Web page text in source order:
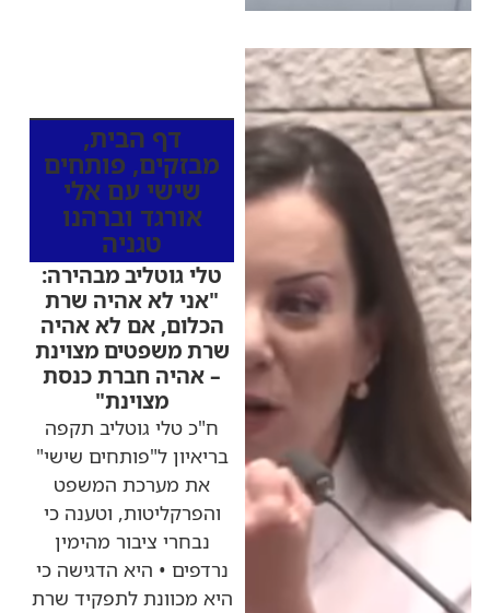
דף הבית,
מבזקים, פותחים
שישי עם אלי
אורגד וברהנו
טגניה
טלי גוטליב מבהירה:
"אני לא אהיה שרת
הכלום, אם לא אהיה
שרת משפטים מצוינת
– אהיה חברת כנסת
מצוינת"
ח"כ טלי גוטליב תקפה
בריאיון ל"פותחים שישי"
את מערכת המשפט
והפרקליטות, וטענה כי
נבחרי ציבור מהימין
נרדפים • היא הדגישה כי
היא מכוונת לתפקיד שרת